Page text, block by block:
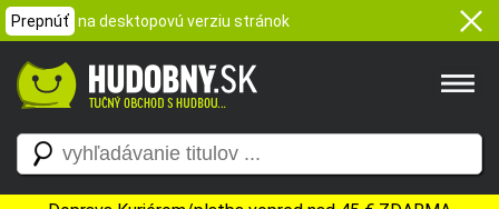
Prepnúť na desktopovú verziu stránok